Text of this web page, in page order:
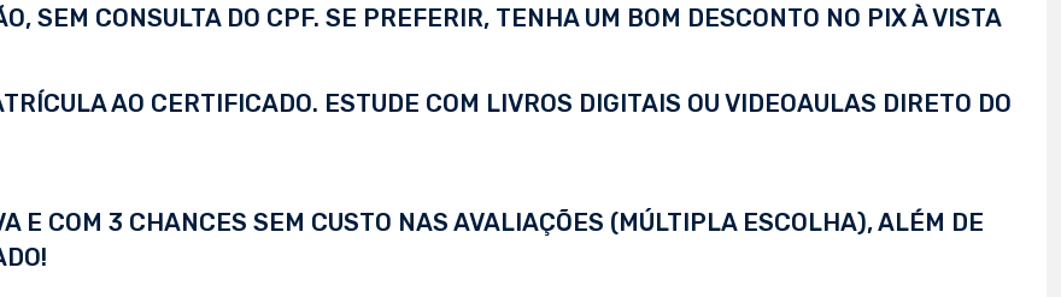
SEM CONSULTA DO CPF. SE PREFERIR, TENHA UM BOM DESCONTO NO PIX À VISTA
AO CERTIFICADO. ESTUDE COM LIVROS DIGITAIS OU VIDEOAULAS DIRETO DO
E COM 3 CHANCES SEM CUSTO NAS AVALIAÇÕES (MÚLTIPLA ESCOLHA), ALÉM DE